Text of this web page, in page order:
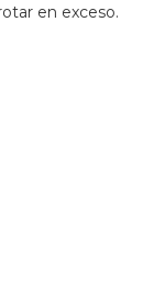
en exceso.